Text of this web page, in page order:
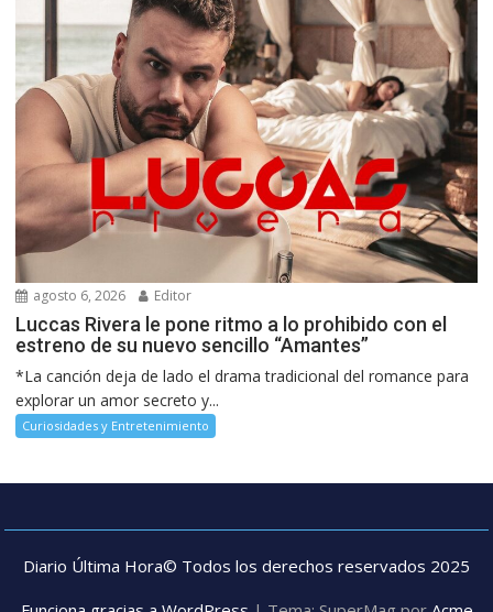
agosto 6, 2026 Editor
Luccas Rivera le pone ritmo a lo prohibido con el
estreno de su nuevo sencillo “Amantes”
*La canción deja de lado el drama tradicional del romance para
explorar un amor secreto y...
Curiosidades y Entretenimiento
Diario Última Hora© Todos los derechos reservados 2025